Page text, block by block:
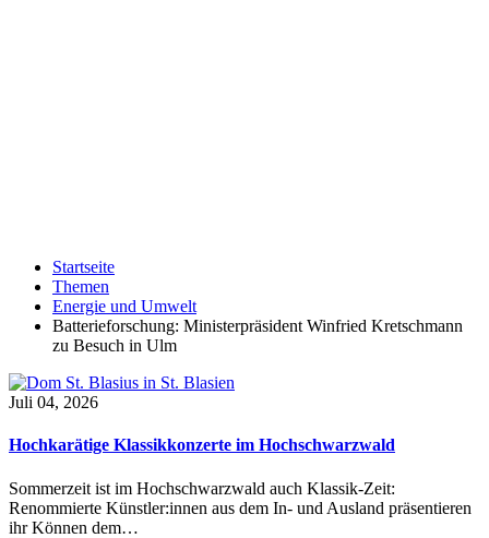
Startseite
Themen
Energie und Umwelt
Batterieforschung: Ministerpräsident Winfried Kretschmann
zu Besuch in Ulm
Juli 04, 2026
Hochkarätige Klassikkonzerte im Hochschwarzwald
Sommerzeit ist im Hochschwarzwald auch Klassik-Zeit:
Renommierte Künstler:innen aus dem In- und Ausland präsentieren
ihr Können dem…